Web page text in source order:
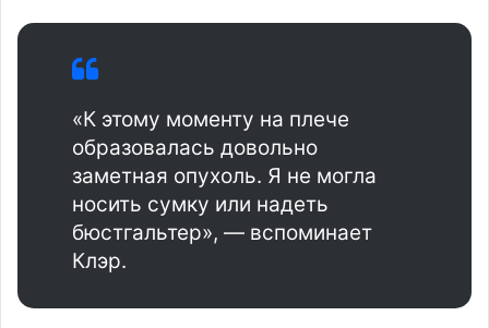
«К этому моменту на плече
образовалась довольно
заметная опухоль. Я не могла
носить сумку или надеть
бюстгальтер», — вспоминает
Клэр.